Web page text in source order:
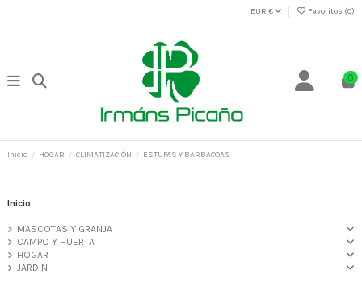
EUR € Favoritos (0)
0
Inicio HOGAR CLIMATIZACIÓN ESTUFAS Y BARBACOAS
Inicio
MASCOTAS Y GRANJA
CAMPO Y HUERTA
HOGAR
JARDIN